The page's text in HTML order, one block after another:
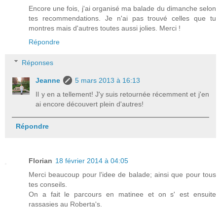
Encore une fois, j'ai organisé ma balade du dimanche selon
tes recommendations. Je n'ai pas trouvé celles que tu
montres mais d'autres toutes aussi jolies. Merci !
Répondre
Réponses
Jeanne
5 mars 2013 à 16:13
Il y en a tellement! J'y suis retournée récemment et j'en
ai encore découvert plein d'autres!
Répondre
Florian 18 février 2014 à 04:05
Merci beaucoup pour l'idee de balade; ainsi que pour tous
tes conseils.
On a fait le parcours en matinee et on s' est ensuite
rassasies au Roberta's.